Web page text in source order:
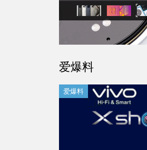
爱爆料
爱爆料